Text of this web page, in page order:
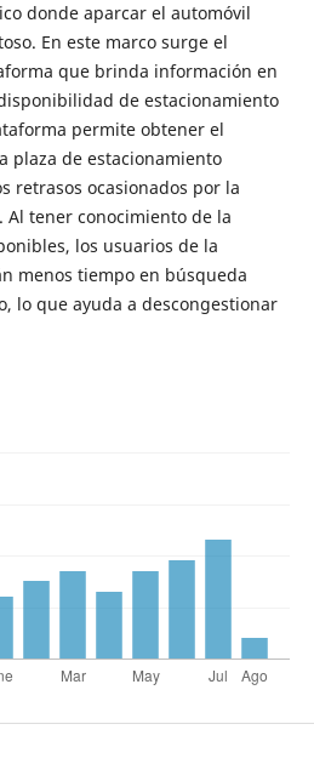
donde aparcar el automóvil
En este marco surge el
que brinda información en
de estacionamiento
permite obtener el
plaza de estacionamiento
retrasos ocasionados por la
Al tener conocimiento de la
los usuarios de la
menos tiempo en búsqueda
lo que ayuda a descongestionar